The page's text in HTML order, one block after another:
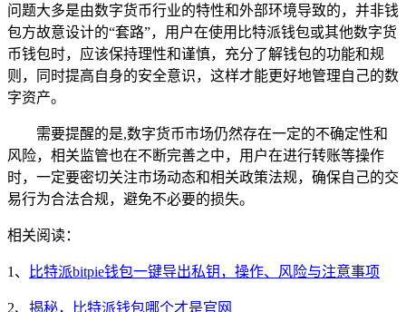
问题大多是由数字货币行业的特性和外部环境导致的，并非钱
包方故意设计的“套路”，用户在使用比特派钱包或其他数字货
币钱包时，应该保持理性和谨慎，充分了解钱包的功能和规
则，同时提高自身的安全意识，这样才能更好地管理自己的数
字资产。
需要提醒的是,数字货币市场仍然存在一定的不确定性和
风险，相关监管也在不断完善之中，用户在进行转账等操作
时，一定要密切关注市场动态和相关政策法规，确保自己的交
易行为合法合规，避免不必要的损失。
相关阅读：
1、 比特派bitpie钱包一键导出私钥，操作、风险与注意事项
2、 揭秘，比特派钱包哪个才是官网